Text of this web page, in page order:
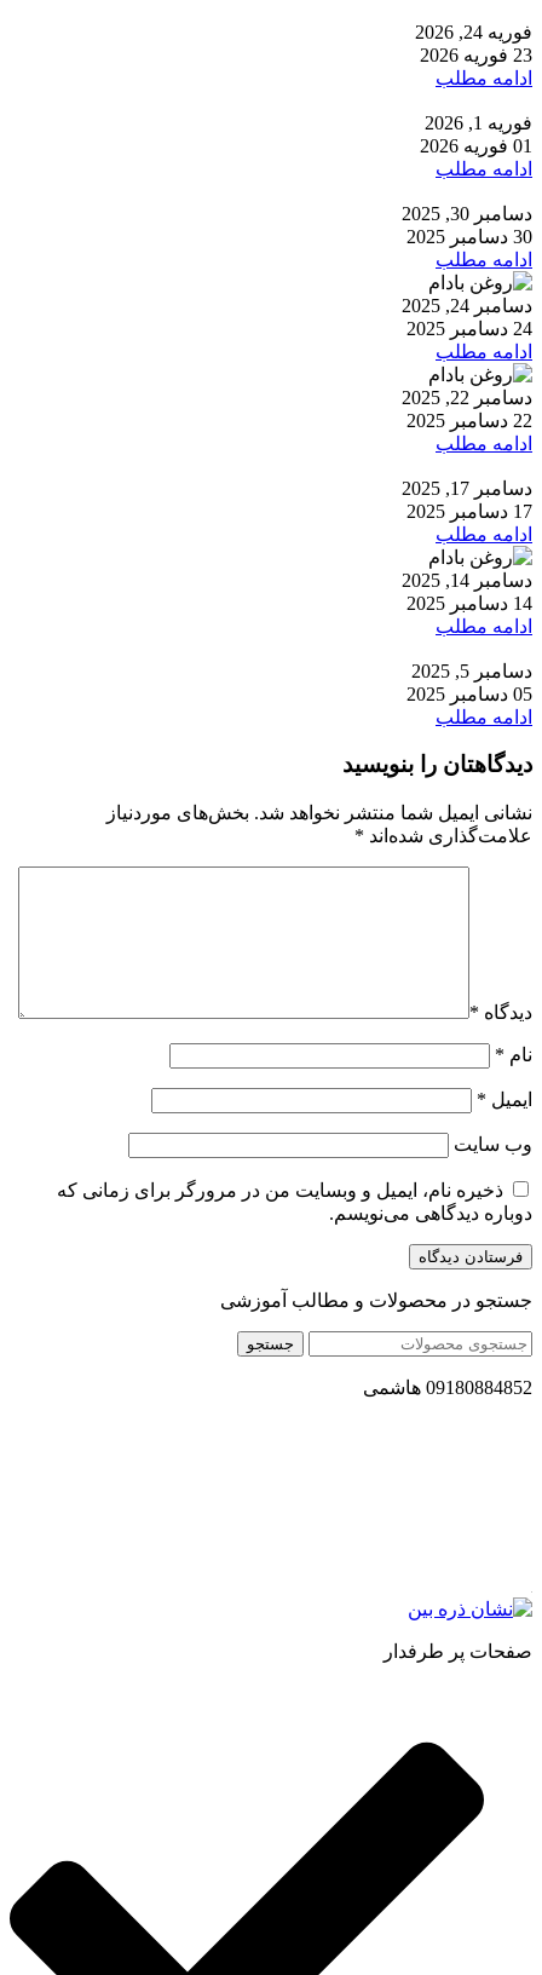
فوریه 24, 2026
23 فوریه 2026
ادامه مطلب
فوریه 1, 2026
01 فوریه 2026
ادامه مطلب
دسامبر 30, 2025
30 دسامبر 2025
ادامه مطلب
دسامبر 24, 2025
24 دسامبر 2025
ادامه مطلب
دسامبر 22, 2025
22 دسامبر 2025
ادامه مطلب
دسامبر 17, 2025
17 دسامبر 2025
ادامه مطلب
دسامبر 14, 2025
14 دسامبر 2025
ادامه مطلب
دسامبر 5, 2025
05 دسامبر 2025
ادامه مطلب
دیدگاهتان را بنویسید
نشانی ایمیل شما منتشر نخواهد شد. بخش‌های موردنیاز
علامت‌گذاری شده‌اند *
دیدگاه *
نام *
ایمیل *
وب‌ سایت
ذخیره نام، ایمیل و وبسایت من در مرورگر برای زمانی که
دوباره دیدگاهی می‌نویسم.
جستجو در محصولات و مطالب آموزشی
جستجو
09180884852 هاشمی
صفحات پر طرفدار